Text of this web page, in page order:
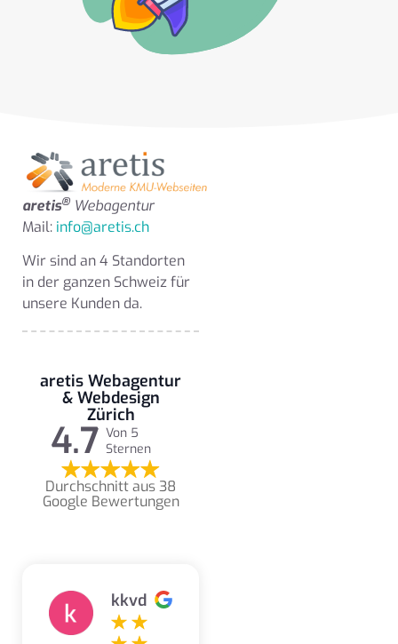
aretis® Webagentur
Mail: info@aretis.ch
Wir sind an 4 Standorten
in der ganzen Schweiz für
unsere Kunden da.
aretis Webagentur
& Webdesign
Zürich
4.7 Von 5
Sternen
Durchschnitt aus 38
Google Bewertungen
kkvd